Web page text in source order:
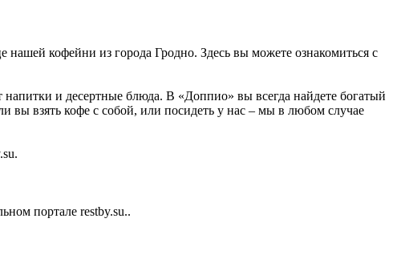
кофейни из города Гродно. Здесь вы можете ознакомиться с
и десертные блюда. В «Доппио» вы всегда найдете богатый
вы взять кофе с собой, или посидеть у нас – мы в любом случае
портале restby.su..